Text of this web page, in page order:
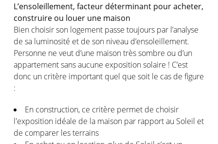
L’ensoleillement, facteur déterminant pour acheter,
construire ou louer une maison
Bien choisir son logement passe toujours par l’analyse
de sa luminosité et de son niveau d’ensoleillement.
Personne ne veut d’une maison très sombre ou d’un
appartement sans aucune exposition solaire ! C’est
donc un critère important quel que soit le cas de figure
:
En construction, ce critère permet de choisir
l'exposition idéale de la maison par rapport au Soleil et
de comparer les terrains